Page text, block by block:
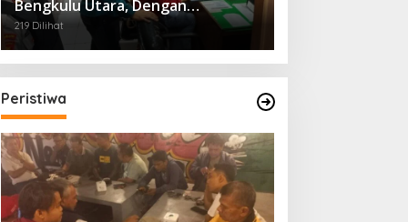
Bengkulu Utara, Dengan
Pengaman Dari Polres
219 Dilihat
Peristiwa